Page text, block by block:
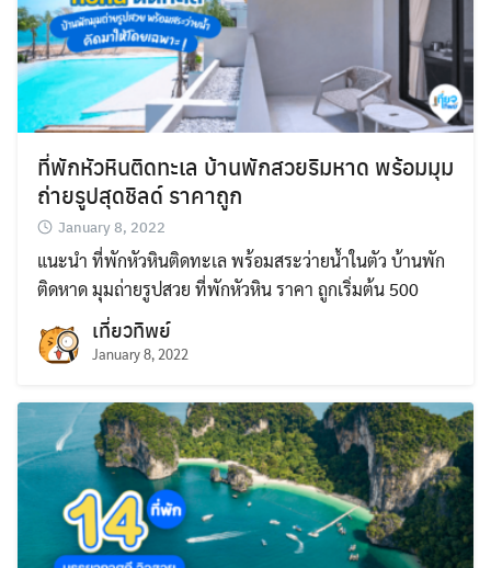
Search
ที่พักหัวหินติดทะเล บ้านพักสวยริมหาด พร้อมมุม
ถ่ายรูปสุดชิลด์ ราคาถูก
January 8, 2022
แนะนำ ที่พักหัวหินติดทะเล พร้อมสระว่ายน้ำในตัว บ้านพัก
ติดหาด มุมถ่ายรูปสวย ที่พักหัวหิน ราคา ถูกเริ่มต้น 500
เที่ยวทิพย์
January 8, 2022